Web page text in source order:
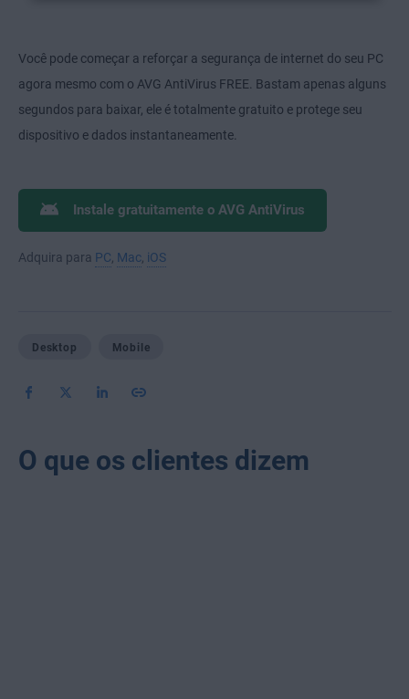
Você pode começar a reforçar a segurança de internet do seu PC
agora mesmo com o AVG AntiVirus FREE. Bastam apenas alguns
segundos para baixar, ele é totalmente gratuito e protege seu
dispositivo e dados instantaneamente.
Instale gratuitamente o AVG AntiVirus
Adquira para PC Mac iOS
Desktop Mobile
O que os clientes dizem